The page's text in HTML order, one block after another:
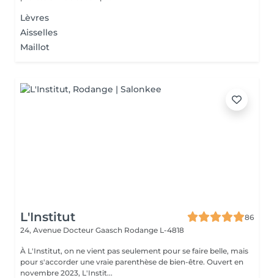
Lèvres
Aisselles
Maillot
L'Institut
86
24, Avenue Docteur Gaasch Rodange L-4818
À L'Institut, on ne vient pas seulement pour se faire belle, mais
pour s'accorder une vraie parenthèse de bien-être. Ouvert en
novembre 2023, L'Instit...